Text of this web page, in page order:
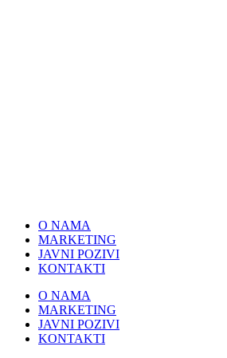
O NAMA
MARKETING
JAVNI POZIVI
KONTAKTI
O NAMA
MARKETING
JAVNI POZIVI
KONTAKTI